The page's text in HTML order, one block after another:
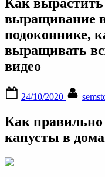
выращивание
подоконнике,
выращивать
видео
on
24/10/2020
Как
капусты в